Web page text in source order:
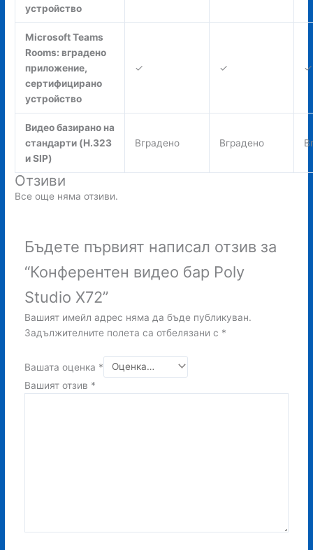
устройство
Microsoft Teams
Rooms: вградено
приложение,
сертифицирано
устройство
✓ ✓ ✓
Видео базирано на
стандарти (H.323
и SIP)
Вградено Вградено
Отзиви
Все още няма отзиви.
Бъдете първият написал отзив за
“Конферентен видео бар Poly
Studio X72”
Вашият имейл адрес няма да бъде публикуван.
Задължителните полета са отбелязани с *
Вашата оценка *
Вашият отзив *